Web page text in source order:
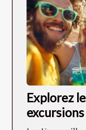
Explorez